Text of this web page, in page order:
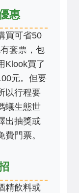
惠
買可省50
套票，包
Klook買了
元。但要
以行程要
蟻生態世
出抽獎或
門票。
精飲料或